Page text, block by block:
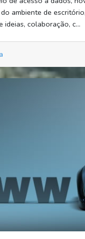
ambiente de
ideias, colaboração, c...